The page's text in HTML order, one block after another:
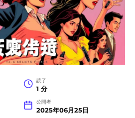
読了
1 分
公開者
2025年06月25日